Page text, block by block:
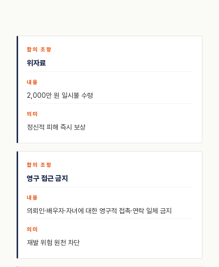
위자료
2,000만 원 일시불 수령
정신적 피해 즉시 보상
영구 접근 금지
의뢰인·배우자·자녀에 대한 영구적 접촉·연락 일체 금지
재발 위험 원천 차단